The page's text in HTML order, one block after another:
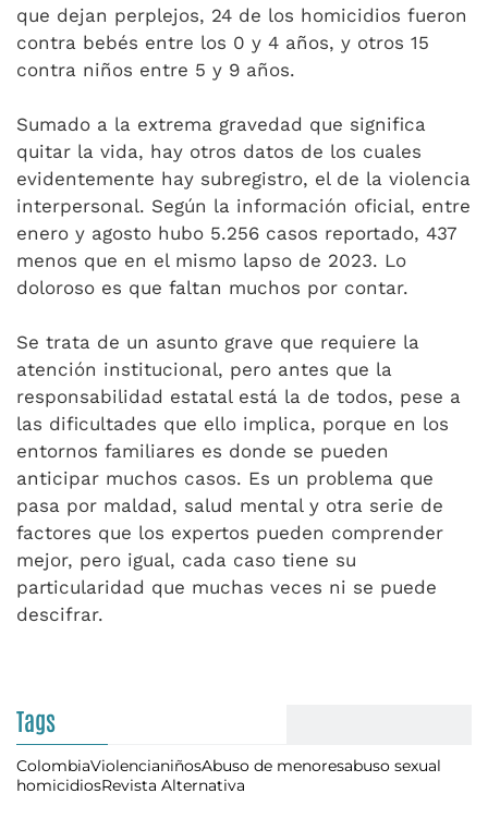
que dejan perplejos, 24 de los homicidios fueron
contra bebés entre los 0 y 4 años, y otros 15
contra niños entre 5 y 9 años.
Sumado a la extrema gravedad que significa
quitar la vida, hay otros datos de los cuales
evidentemente hay subregistro, el de la violencia
interpersonal. Según la información oficial, entre
enero y agosto hubo 5.256 casos reportado, 437
menos que en el mismo lapso de 2023. Lo
doloroso es que faltan muchos por contar.
Se trata de un asunto grave que requiere la
atención institucional, pero antes que la
responsabilidad estatal está la de todos, pese a
las dificultades que ello implica, porque en los
entornos familiares es donde se pueden
anticipar muchos casos. Es un problema que
pasa por maldad, salud mental y otra serie de
factores que los expertos pueden comprender
mejor, pero igual, cada caso tiene su
particularidad que muchas veces ni se puede
descifrar.
Tags
ColombiaViolencianiñosAbuso de menoresabuso sexual
homicidiosRevista Alternativa